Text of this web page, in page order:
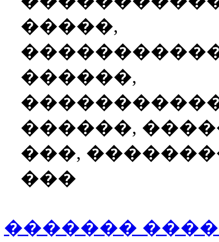
�����,
������,
������,
���,
���
�������